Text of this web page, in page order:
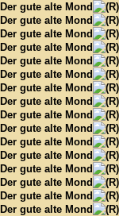
Der gute alte Mond
Der gute alte Mond
Der gute alte Mond
Der gute alte Mond
Der gute alte Mond
Der gute alte Mond
Der gute alte Mond
Der gute alte Mond
Der gute alte Mond
Der gute alte Mond
Der gute alte Mond
Der gute alte Mond
Der gute alte Mond
Der gute alte Mond
Der gute alte Mond
Der gute alte Mond